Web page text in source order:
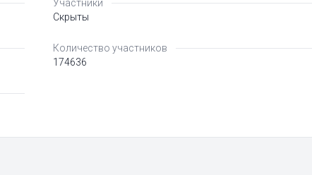
Участники
Скрыты
Количество участников
174636